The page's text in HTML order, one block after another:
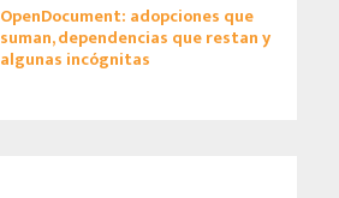
OpenDocument: adopciones que
suman, dependencias que restan y
algunas incógnitas